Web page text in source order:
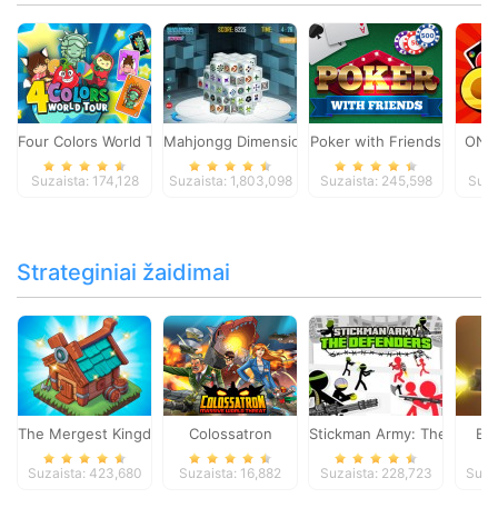
Four Colors World Tour
Suzaista: 174,128
Mahjongg Dimensions
Suzaista: 1,803,098
Poker with Friends
Suzaista: 245,598
Strateginiai žaidimai
The Mergest Kingdom
Suzaista: 423,680
Colossatron
Suzaista: 16,882
Stickman Army: The
Suzaista: 228,723